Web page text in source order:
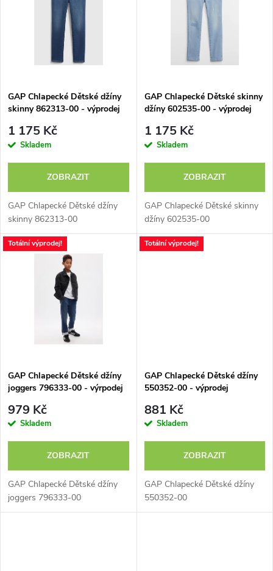
p
r
o
d
u
k
s
p
r
d
u
GAP Chlapecké Dětské džíny
skinny 862313-00 - výprodej
1 175 Kč
Skladem
ZOBRAZIT
GAP Chlapecké Dětské džíny
skinny 862313-00
GAP Chlapecké Dětské skinny
džíny 602535-00 - výprodej
1 175 Kč
Skladem
ZOBRAZIT
GAP Chlapecké Dětské skinny
džíny 602535-00
Totální výprodej!
GAP Chlapecké Dětské džíny
joggers 796333-00 - výrpodej
979 Kč
Skladem
ZOBRAZIT
GAP Chlapecké Dětské džíny
joggers 796333-00
Totální výprodej!
GAP Chlapecké Dětské džíny
550352-00 - výprodej
881 Kč
Skladem
ZOBRAZIT
GAP Chlapecké Dětské džíny
550352-00